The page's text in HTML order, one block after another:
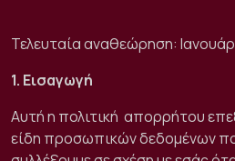
Τελευταία αναθεώρηση:
1. Εισαγωγή
Αυτή η πολιτική απορρήτου
είδη προσωπικών δεδομένων